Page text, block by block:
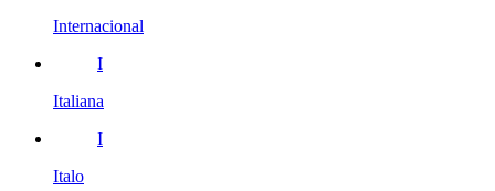
Internacional
I
Italiana
I
Italo